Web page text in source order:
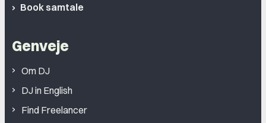
Book samtale
Genveje
Om DJ
DJ in English
Find Freelancer